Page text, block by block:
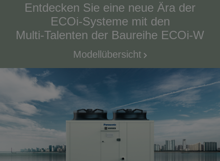
Entdecken Sie eine neue Ära der
ECOi-Systeme mit den
Multi-Talenten der Baureihe ECOi-W
Modellübersicht